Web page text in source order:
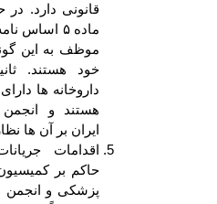
ماده ۵
موظف به این
خود هستند.
داروخانه ها
هستند و
ایران بر آن ها
اقدامات
حاکم بر
پزشکی و انجمن